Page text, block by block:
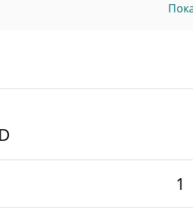
000 000 HAL